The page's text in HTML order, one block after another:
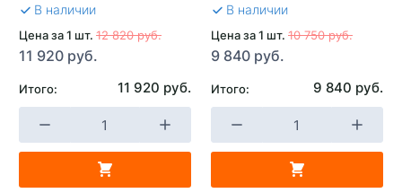
В наличии
Цена за 1 шт. 12 820 руб.
11 920 руб.
Итого: 11 920 руб.
В наличии
Цена за 1 шт. 10 750 руб.
9 840 руб.
Итого: 9 840 руб.